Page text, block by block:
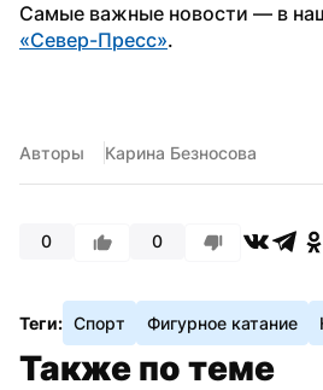
«Север-Пресс».
Авторы Карина Безносова
0 0
Теги: Спорт Фигурное катание
Также по теме